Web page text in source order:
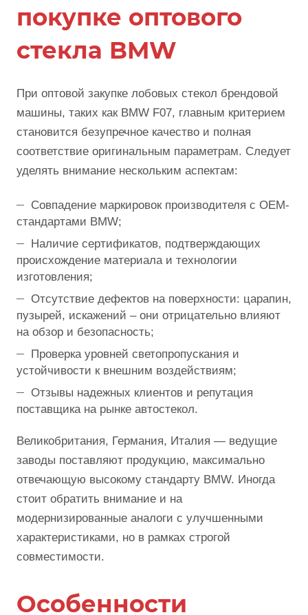
покупке оптового
стекла BMW
При оптовой закупке лобовых стекол брендовой
машины, таких как BMW F07, главным критерием
становится безупречное качество и полная
соответствие оригинальным параметрам. Следует
уделять внимание нескольким аспектам:
Совпадение маркировок производителя с OEM-
стандартами BMW;
Наличие сертификатов, подтверждающих
происхождение материала и технологии
изготовления;
Отсутствие дефектов на поверхности: царапин,
пузырей, искажений – они отрицательно влияют
на обзор и безопасность;
Проверка уровней светопропускания и
устойчивости к внешним воздействиям;
Отзывы надежных клиентов и репутация
поставщика на рынке автостекол.
Великобритания, Германия, Италия — ведущие
заводы поставляют продукцию, максимально
отвечающую высокому стандарту BMW. Иногда
стоит обратить внимание и на
модернизированные аналоги с улучшенными
характеристиками, но в рамках строгой
совместимости.
Особенности